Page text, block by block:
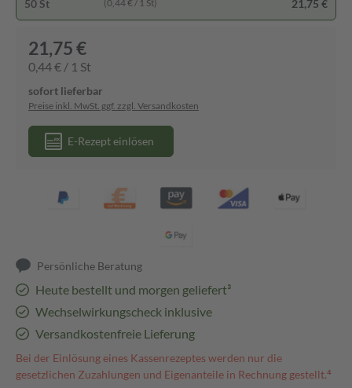
50 St (0,44 € / 1 St) 21,75 €
21,75 €
0,44 € / 1 St
sofort lieferbar
Preise inkl. MwSt. ggf. zzgl. Versandkosten
E-Rezept einlösen
Persönliche Beratung
Heute bestellt und morgen geliefert³
Wechselwirkungscheck inklusive
Versandkostenfreie Lieferung
Bei der Einlösung eines Kassenrezeptes werden nur die
gesetzlichen Zuzahlungen und Eigenanteile in Rechnung gestellt.⁴